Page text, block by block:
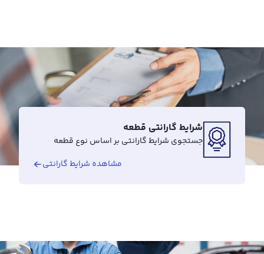
شرایط گارانتی قطعه
جستجوی شرایط گارانتی بر اساس نوع قطعه
مشاهده شرایط گارانتی